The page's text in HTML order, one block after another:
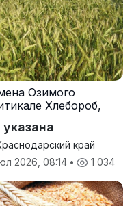
Озимого
Хлебороб,
край
2026, 08:14 • 1 034